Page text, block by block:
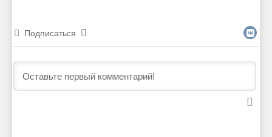
Подписаться